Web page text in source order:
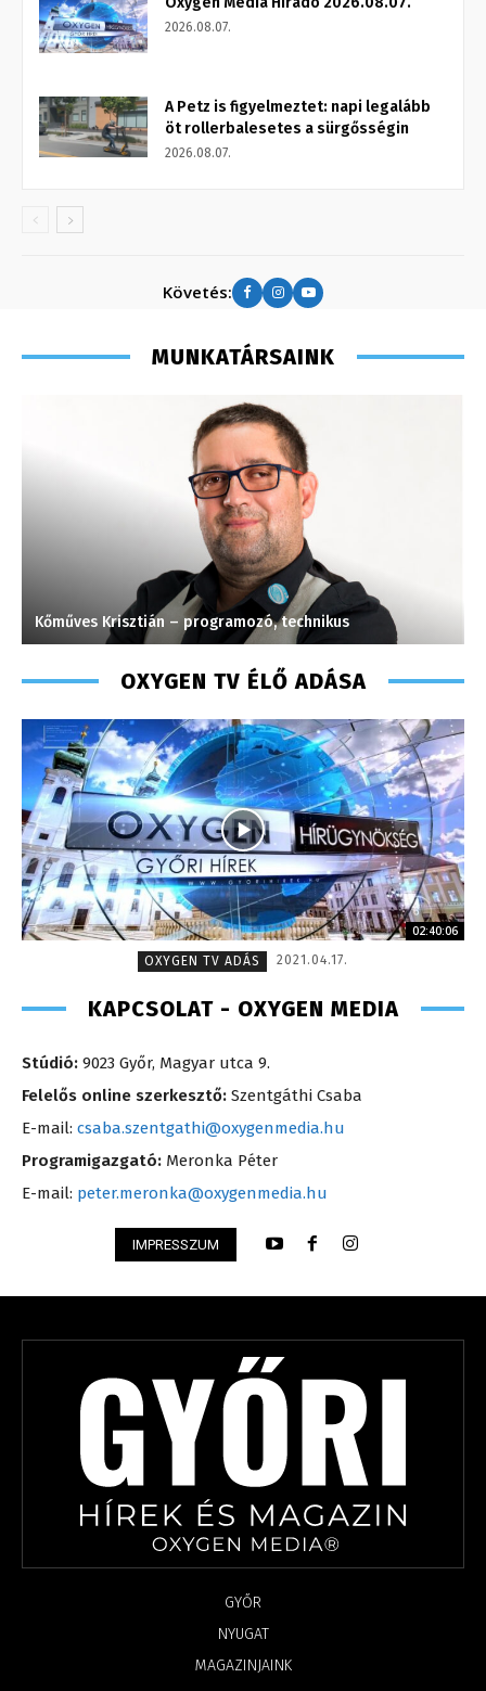
2026.08.07.
A Petz is figyelmeztet: napi legalább
öt rollerbalesetes a sürgősségin
2026.08.07.
Követés:
MUNKATÁRSAINK
Kőműves Krisztián – programozó, technikus
OXYGEN TV ÉLŐ ADÁSA
02:40:06
OXYGEN TV ADÁS
2021.04.17.
KAPCSOLAT - OXYGEN MEDIA
Stúdió: 9023 Győr, Magyar utca 9.
Felelős online szerkesztő: Szentgáthi Csaba
E-mail: csaba.szentgathi@oxygenmedia.hu
Programigazgató: Meronka Péter
E-mail: peter.meronka@oxygenmedia.hu
IMPRESSZUM
GYŐR
NYUGAT
MAGAZINJAINK